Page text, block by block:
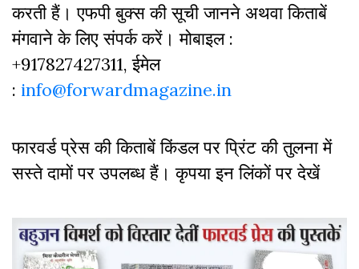
करती हैं। एफपी बुक्‍स की सूची जानने अथवा किताबें
मंगवाने के लिए संपर्क करें। मोबाइल :
+917827427311, ईमेल
: info@forwardmagazine.in
फारवर्ड प्रेस की किताबें किंडल पर प्रिंट की तुलना में
सस्ते दामों पर उपलब्ध हैं। कृपया इन लिंकों पर देखें